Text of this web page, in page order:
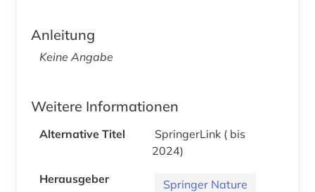
Anleitung
Keine Angabe
Weitere Informationen
Alternative Titel
SpringerLink ( bis
2024)
Herausgeber
Springer Nature